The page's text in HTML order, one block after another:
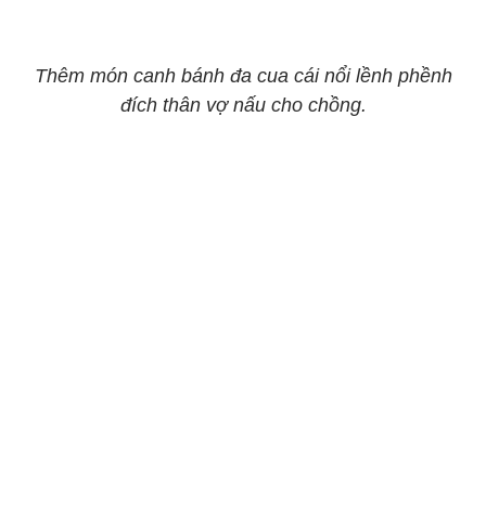
Thêm món canh bánh đa cua cái nổi lềnh phềnh
đích thân vợ nấu cho chồng.